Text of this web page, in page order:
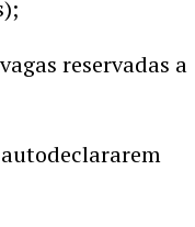
reservadas a